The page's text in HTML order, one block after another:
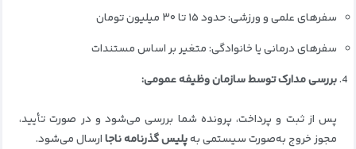
سفرهای علمی و ورزشی: حدود ۱۵ تا ۳۰ میلیون تومان
سفرهای درمانی یا خانوادگی: متغیر بر اساس مستندات
بررسی مدارک توسط سازمان وظیفه عمومی:
پس از ثبت و پرداخت، پرونده شما بررسی می‌شود و در صورت تأیید،
مجوز خروج به‌صورت سیستمی بهپلیس گذرنامه ناجاارسال می‌شود.